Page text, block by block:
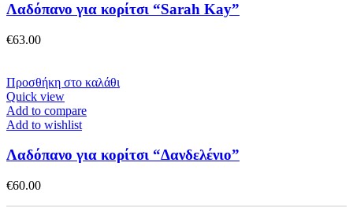
Λαδόπανο για κορίτσι “Sarah Kay”
€63.00
Προσθήκη στο καλάθι
Quick view
Add to compare
Add to wishlist
Λαδόπανο για κορίτσι “Δανδελένιο”
€60.00